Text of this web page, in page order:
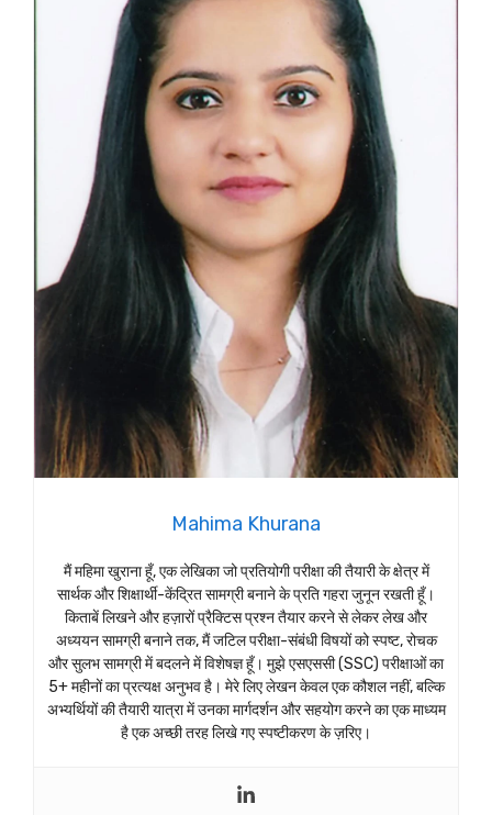
Mahima Khurana
मैं महिमा खुराना हूँ, एक लेखिका जो प्रतियोगी परीक्षा की तैयारी के क्षेत्र में
सार्थक और शिक्षार्थी-केंद्रित सामग्री बनाने के प्रति गहरा जुनून रखती हूँ।
किताबें लिखने और हज़ारों प्रैक्टिस प्रश्न तैयार करने से लेकर लेख और
अध्ययन सामग्री बनाने तक, मैं जटिल परीक्षा-संबंधी विषयों को स्पष्ट, रोचक
और सुलभ सामग्री में बदलने में विशेषज्ञ हूँ। मुझे एसएससी (SSC) परीक्षाओं का
5+ महीनों का प्रत्यक्ष अनुभव है। मेरे लिए लेखन केवल एक कौशल नहीं, बल्कि
अभ्यर्थियों की तैयारी यात्रा में उनका मार्गदर्शन और सहयोग करने का एक माध्यम
है एक अच्छी तरह लिखे गए स्पष्टीकरण के ज़रिए।